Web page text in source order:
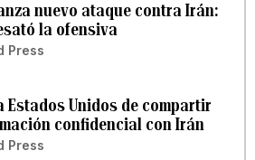
nuevo ataque contra Irán:
la ofensiva
Press
Estados Unidos de compartir
confidencial con Irán
Press